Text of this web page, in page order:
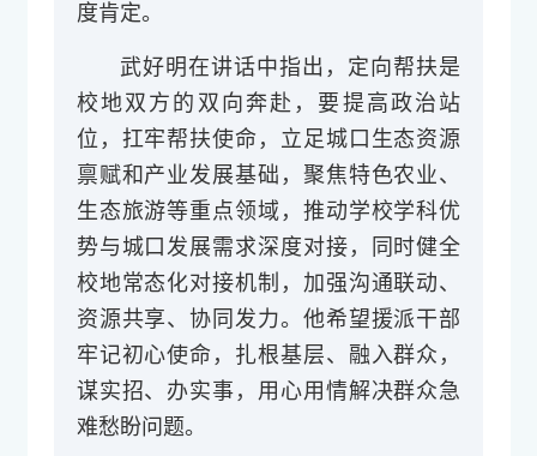
度肯定。
武好明在讲话中指出，定向帮扶是
校地双方的双向奔赴，要提高政治站
位，扛牢帮扶使命，立足城口生态资源
禀赋和产业发展基础，聚焦特色农业、
生态旅游等重点领域，推动学校学科优
势与城口发展需求深度对接，同时健全
校地常态化对接机制，加强沟通联动、
资源共享、协同发力。他希望援派干部
牢记初心使命，扎根基层、融入群众，
谋实招、办实事，用心用情解决群众急
难愁盼问题。